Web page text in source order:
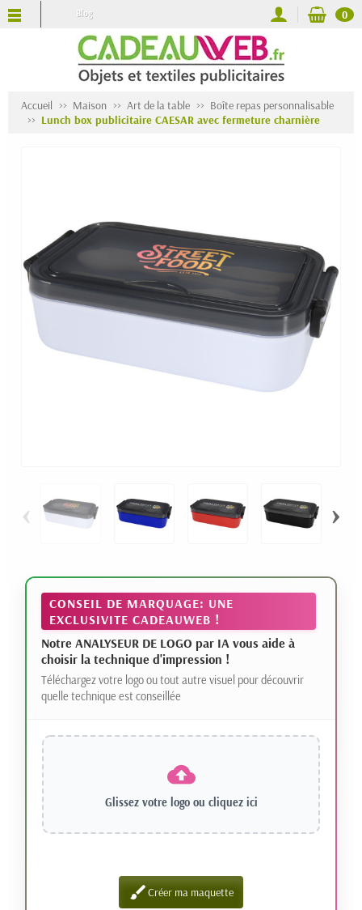
Blog 0
Accueil Maison Art de la table
Boîte repas personnalisable
Lunch box publicitaire CAESAR avec fermeture charnière
‹ ›
CONSEIL DE MARQUAGE: UNE
EXCLUSIVITE CADEAUWEB !
Notre ANALYSEUR DE LOGO par IA vous aide à
choisir la technique d'impression !
Téléchargez votre logo ou tout autre visuel pour découvrir
quelle technique est conseillée
Glissez votre logo ou cliquez ici
brushCréer ma maquette